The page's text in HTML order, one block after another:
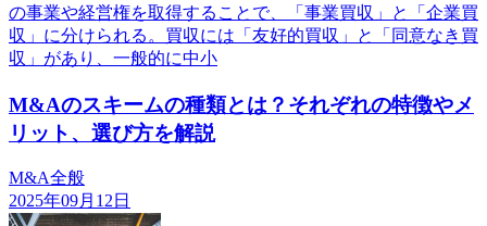
の事業や経営権を取得することで、「事業買収」と「企業買
収」に分けられる。買収には「友好的買収」と「同意なき買
収」があり、一般的に中小
M&Aのスキームの種類とは？それぞれの特徴やメ
リット、選び方を解説
M&A全般
2025年09月12日